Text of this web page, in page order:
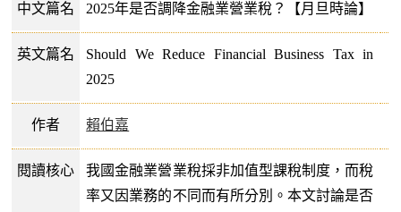
中文篇名 2025年是否調降金融業營業稅？【月旦時論】
英文篇名
Should We Reduce Financial Business Tax in
2025
作者 賴伯嘉
閱讀核心
我國金融業營業稅採非加值型課稅制度，而稅
率又因業務的不同而有所分別。本文討論是否